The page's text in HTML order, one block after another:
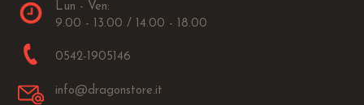
Lun - Ven:
9.00 - 13.00 / 14.00 - 18.00
0542-1905146
info@dragonstore.it